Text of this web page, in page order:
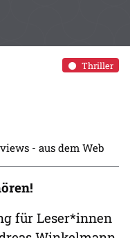
Thriller
- aus dem Web
für Leser*innen